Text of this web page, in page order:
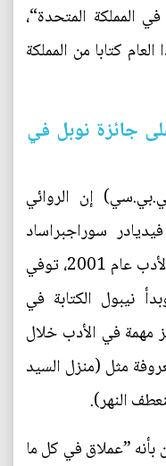
المملكة المتحدة“،
كتابا من المملكة
جائزة نوبل في
إن الروائي
سوراجبراساد
نيبول، الحائز على جائزة نوبل في الأدب عام 2001، توفي
عن 85 عاما، وبدأ نيبول الكتابة في
في الأدب خلال
مثل (منزل السيد
النهر).
بأنه ”عملاق في كل ما